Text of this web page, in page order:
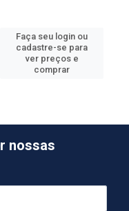
Faça seu login ou
cadastre-se para
ver preços e
comprar
nossas